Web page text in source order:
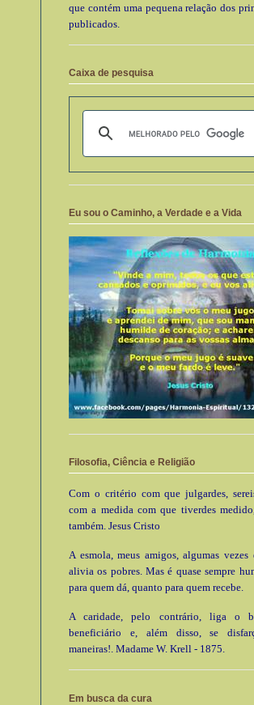
que contém uma pequena relação dos
publicados.
Caixa de pesquisa
Eu sou o Caminho, a Verdade e a Vida
Filosofia, Ciência e Religião
Com o critério com que julgardes,
com a medida com que tiverdes
também. Jesus Cristo
A esmola, meus amigos, algumas
alivia os pobres. Mas é quase sempre
para quem dá, quanto para quem recebe.
A caridade, pelo contrário, liga o
beneficiário e, além disso, se
maneiras!. Madame W. Krell - 1875.
Em busca da cura